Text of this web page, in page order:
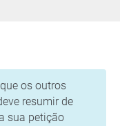
os outros
resumir de
sua petição